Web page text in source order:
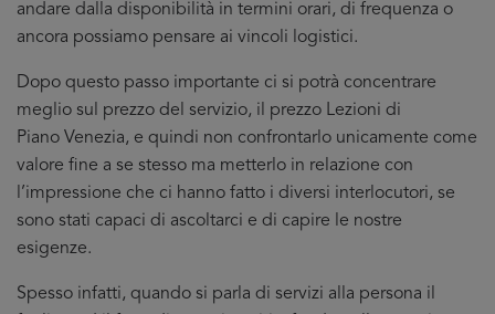
andare dalla disponibilità in termini orari, di frequenza o
ancora possiamo pensare ai vincoli logistici.
Dopo questo passo importante ci si potrà concentrare
meglio sul prezzo del servizio, il prezzo Lezioni di
Piano Venezia, e quindi non confrontarlo unicamente come
valore fine a se stesso ma metterlo in relazione con
l’impressione che ci hanno fatto i diversi interlocutori, se
sono stati capaci di ascoltarci e di capire le nostre
esigenze.
Spesso infatti, quando si parla di servizi alla persona il